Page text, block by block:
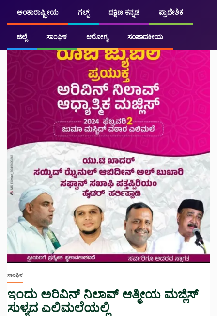
ಅಂತಾರಾಷ್ಟ್ರೀಯ ಗಲ್ಫ್ ದಕ್ಷಿಣ ಕನ್ನಡ ಪ್ರಾದೇಶಿಕ
ಜಿಲ್ಲೆ ಸಾಂಘಿಕ ಆರೋಗ್ಯ ಸಂಪಾದಕೀಯ
ಸಾಂಘಿಕ
ಇಂದು ಅರಿವಿನ್ ನಿಲಾವ್ ಆತ್ಮೀಯ ಮಜ್ಲಿಸ್
ಸುಳ್ಯದ ಎಲಿಮಲೆಯಲ್ಲಿ